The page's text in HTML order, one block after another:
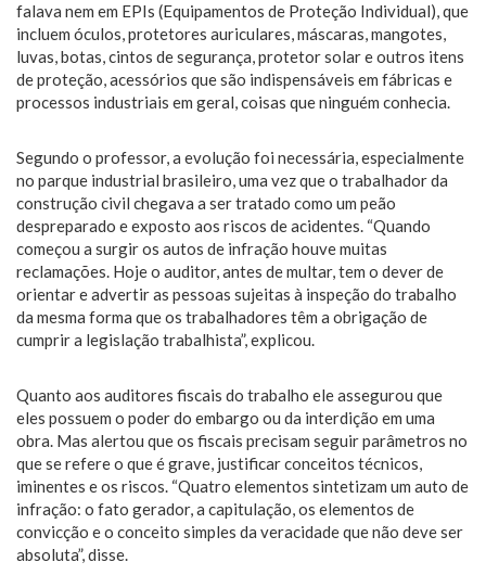
falava nem em EPIs (Equipamentos de Proteção Individual), que
incluem óculos, protetores auriculares, máscaras, mangotes,
luvas, botas, cintos de segurança, protetor solar e outros itens
de proteção, acessórios que são indispensáveis em fábricas e
processos industriais em geral, coisas que ninguém conhecia.
Segundo o professor, a evolução foi necessária, especialmente
no parque industrial brasileiro, uma vez que o trabalhador da
construção civil chegava a ser tratado como um peão
despreparado e exposto aos riscos de acidentes. “Quando
começou a surgir os autos de infração houve muitas
reclamações. Hoje o auditor, antes de multar, tem o dever de
orientar e advertir as pessoas sujeitas à inspeção do trabalho
da mesma forma que os trabalhadores têm a obrigação de
cumprir a legislação trabalhista”, explicou.
Quanto aos auditores fiscais do trabalho ele assegurou que
eles possuem o poder do embargo ou da interdição em uma
obra. Mas alertou que os fiscais precisam seguir parâmetros no
que se refere o que é grave, justificar conceitos técnicos,
iminentes e os riscos. “Quatro elementos sintetizam um auto de
infração: o fato gerador, a capitulação, os elementos de
convicção e o conceito simples da veracidade que não deve ser
absoluta”, disse.